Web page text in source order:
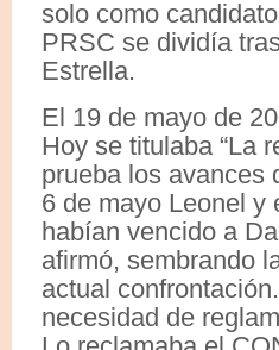
solo como
PRSC se dividía
Estrella.
El 19 de mayo de
Hoy se titulaba “La
prueba los avances
6 de mayo Leonel y
habían vencido a
afirmó, sembrando
actual
necesidad de